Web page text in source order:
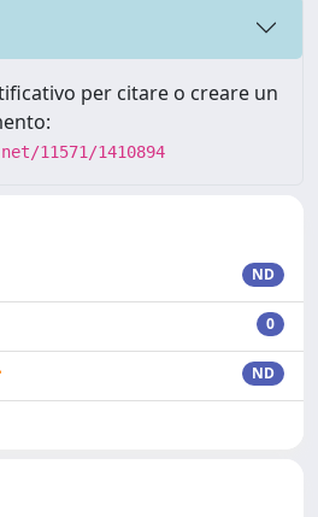
per citare o creare un
11571/1410894
ND
0
ND